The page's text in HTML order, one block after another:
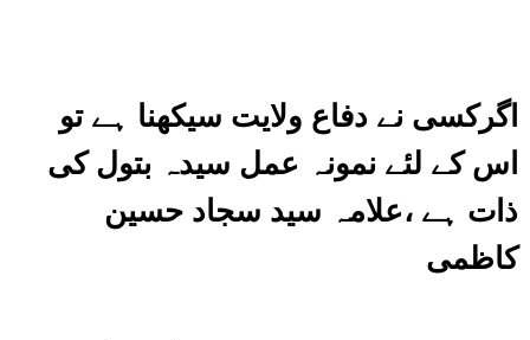
اگرکسی نے دفاع ولایت سیکھنا ہے تو
اس کے لئے نمونہ عمل سیدہ بتول کی
ذات ہے ،علامہ سید سجاد حسین
کاظمی